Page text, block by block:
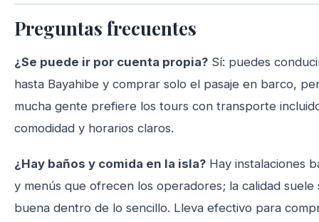
Preguntas frecuentes
¿Se puede ir por cuenta propia? Sí: puedes
hasta Bayahibe y comprar solo el pasaje en barco,
mucha gente prefiere los tours con transporte
comodidad y horarios claros.
¿Hay baños y comida en la isla? Hay instalaciones
y menús que ofrecen los operadores; la calidad suele
buena dentro de lo sencillo. Lleva efectivo para